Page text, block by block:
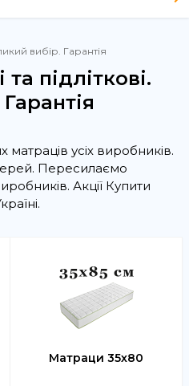
вибір. Гарантія
підліткові.
усіх виробників.
Пересилаємо
Акції Купити
Матраци 35х80